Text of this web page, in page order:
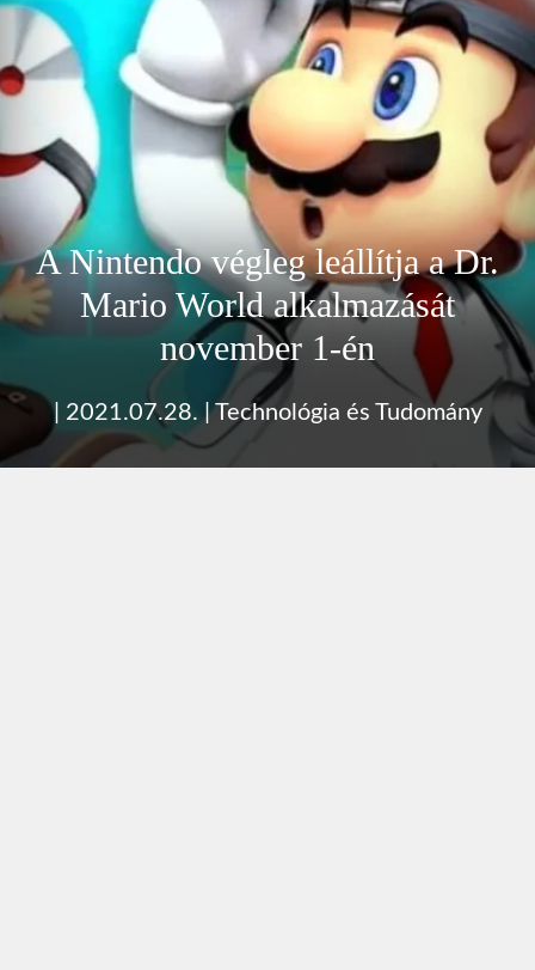
A Nintendo végleg leállítja a Dr.
Mario World alkalmazását
november 1-én
| 2021.07.28. |Technológia és Tudomány